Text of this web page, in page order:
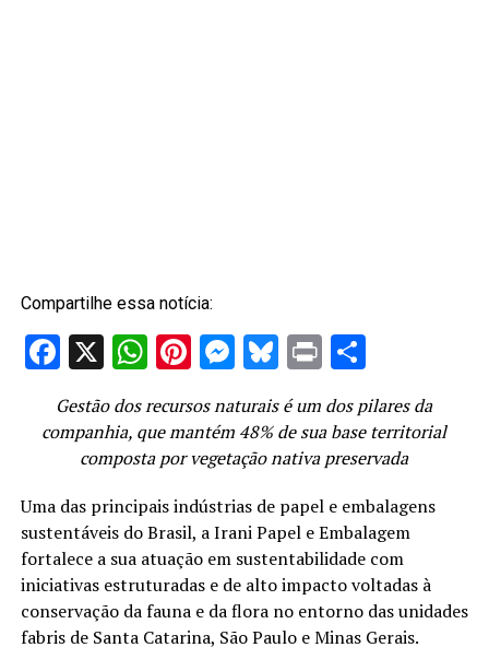
Compartilhe essa notícia:
Facebook
X WhatsApp
Pinterest
Messenger
Bluesky
PrintShare
Gestão dos recursos naturais é um dos pilares da
companhia, que mantém 48% de sua base territorial
composta por vegetação nativa preservada
Uma das principais indústrias de papel e embalagens
sustentáveis do Brasil, a Irani Papel e Embalagem
fortalece a sua atuação em sustentabilidade com
iniciativas estruturadas e de alto impacto voltadas à
conservação da fauna e da flora no entorno das unidades
fabris de Santa Catarina, São Paulo e Minas Gerais.